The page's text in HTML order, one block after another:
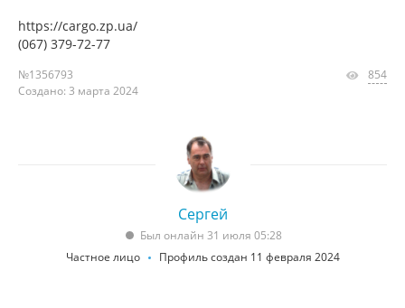
https://cargo.zp.ua/
(067) 379-72-77
№1356793
Создано: 3 марта 2024
854
Сергей
Был онлайн 31 июля 05:28
Частное лицо
Профиль создан 11 февраля 2024